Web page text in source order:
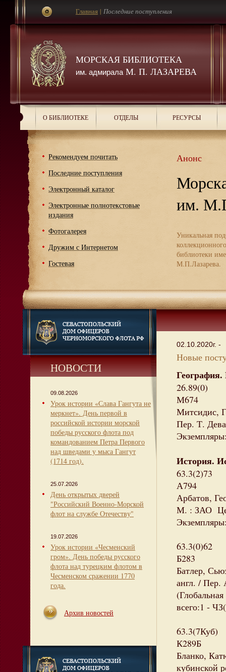
МОРСКАЯ БИБЛИОТЕКА
им. адмиралаМ. П. ЛАЗАРЕВА
Главная | Последние поступления
О БИБЛИОТЕКЕ ОТДЕЛЫ РЕСУРСЫ
Рекомендуем почитать
Последние поступления
Электронный каталог
Электронные полнотекстовые
издания
Фотогалерея
Дружим с Интернетом
Гостевая
Анонс
им.
Уникальная
библиотеки
М.П.Лазарева.
НОВОСТИ
09.08.2026
Урок истории «Слава Гангута не
меркнет». День первой в
российской истории морской
победы русского флота под
командованием Петра Первого
над шведами у мыса Гангут
(1714 год).
25.07.2026
День открытых дверей
"Российский Военно-Морской
флот на службе Отечеству"
19.07.2026
Урок истории «Чесменский
гром». День победы русского
флота над турецким флотом в
Чесменском сражении 1770
года.
Архив новостей
02.10.2020г. -
Новые
География.
26.89(0)
М674
Митсидис,
Пер. Т.
История.
63.3(2)73
А794
Арбатов,
М. : ЗАО
63.3(0)62
Б283
Батлер,
англ. /
всего:1 -
63.3(7Куб)
К289Б
Бланко,
кубинской